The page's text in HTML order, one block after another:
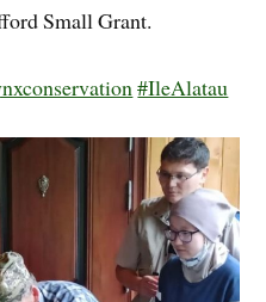
Small Grant.
#IleAlatau